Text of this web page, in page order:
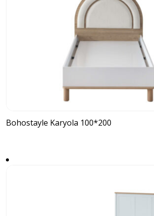
Bohostayle Karyola 100*200